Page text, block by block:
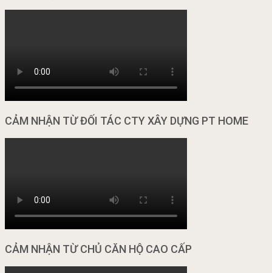
CẢM NHẬN TỪ ĐỐI TÁC CTY XÂY DỰNG PT HOME
CẢM NHẬN TỪ CHỦ CĂN HỘ CAO CẤP